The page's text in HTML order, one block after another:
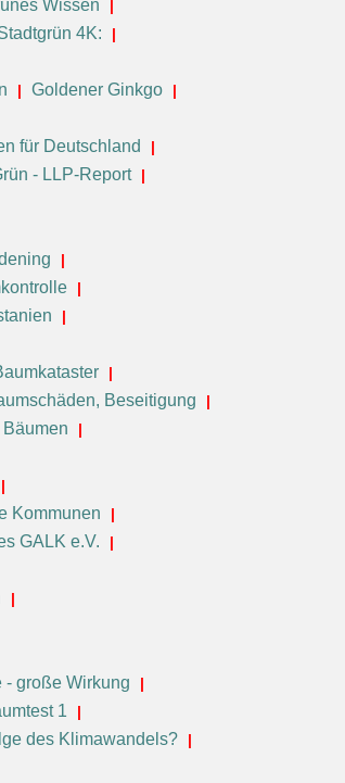
Wissen
4K:
Goldener Ginkgo
für Deutschland
- LLP-Report
Beseitigung
Kommunen
GALK e.V.
- große Wirkung
1
des Klimawandels?